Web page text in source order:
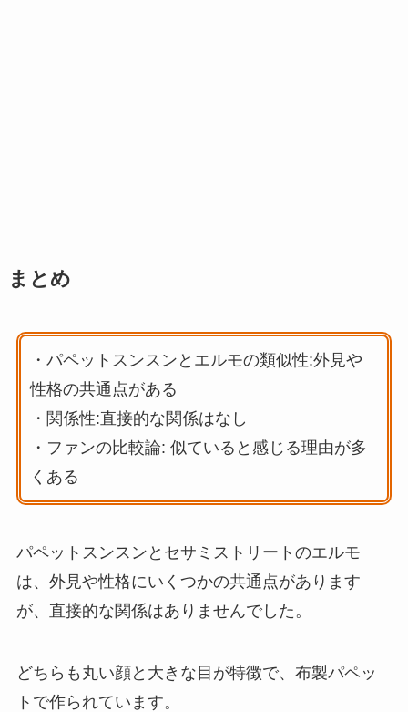
まとめ
・パペットスンスンとエルモの類似性:外見や
性格の共通点がある
・関係性:直接的な関係はなし
・ファンの比較論: 似ていると感じる理由が多
くある
パペットスンスンとセサミストリートのエルモ
は、外見や性格にいくつかの共通点があります
が、直接的な関係はありませんでした。
どちらも丸い顔と大きな目が特徴で、布製パペッ
トで作られています。